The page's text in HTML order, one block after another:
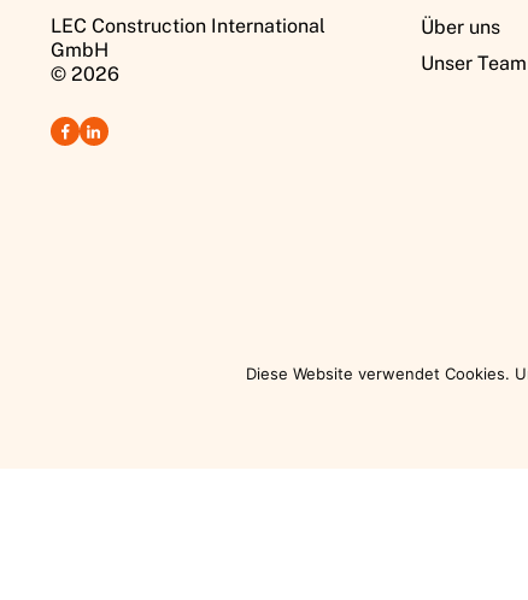
LEC Construction International
GmbH
© 2026
Über uns
Unser Team
Diese Website verwendet Cookies.